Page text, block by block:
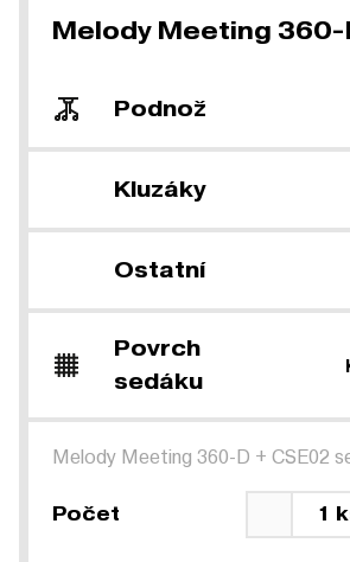
Melody Meeting 360-
Podnož
Kluzáky
Ostatní
Povrch
sedáku
Melody Meeting 360-D + CSE02
Počet 1